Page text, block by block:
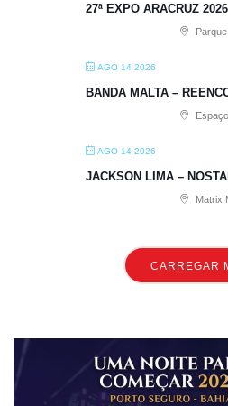
27ª EXPO ARACRUZ 2026
AGO 14 2026
BANDA MALTA –
AGO 14 2026
JACKSON LIMA –
Matrix
CARREGAR